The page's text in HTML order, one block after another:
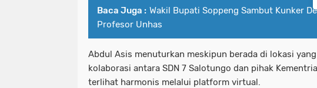
Baca Juga : Wakil Bupati Soppeng Sambut Kunker
Profesor Unhas
Abdul Asis menuturkan meskipun berada di lokasi
kolaborasi antara SDN 7 Salotungo dan pihak
terlihat harmonis melalui platform virtual.